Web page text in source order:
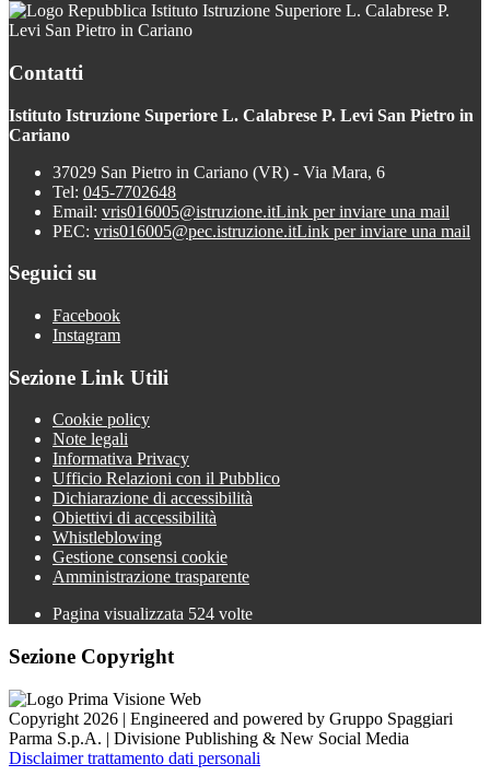
Istituto Istruzione Superiore L. Calabrese P.
Levi San Pietro in Cariano
Contatti
Istituto Istruzione Superiore L. Calabrese P. Levi San Pietro in
Cariano
37029 San Pietro in Cariano (VR) - Via Mara, 6
Tel: 045-7702648
Email: vris016005@istruzione.itLink per inviare una mail
PEC: vris016005@pec.istruzione.itLink per inviare una mail
Seguici su
Facebook
Instagram
Sezione Link Utili
Cookie policy
Note legali
Informativa Privacy
Ufficio Relazioni con il Pubblico
Dichiarazione di accessibilità
Obiettivi di accessibilità
Whistleblowing
Gestione consensi cookie
Amministrazione trasparente
Pagina visualizzata 524 volte
Sezione Copyright
Copyright 2026 | Engineered and powered by Gruppo Spaggiari
Parma S.p.A. | Divisione Publishing & New Social Media
Disclaimer trattamento dati personali